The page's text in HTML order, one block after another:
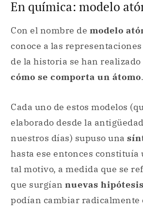
de la historia se han realizado
Cada uno de estos modelos
elaborado desde la
nuestros días) supuso una
tal motivo, a medida que se
que surgíannuevas hipótesis
podían cambiar radicalmente
Algunos de los más conocidos
de Dalton(principios del
postuló que los átomos se